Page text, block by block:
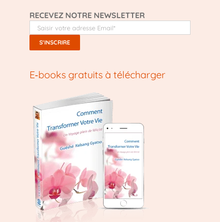
RECEVEZ NOTRE NEWSLETTER
E‑books gratuits à télécharger